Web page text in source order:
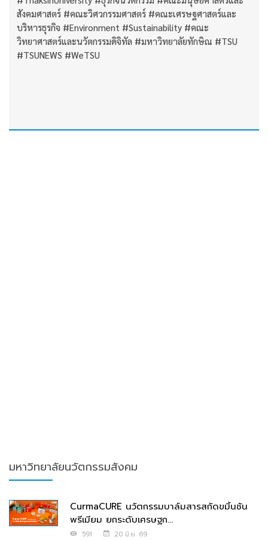
สังคมศาสตร์ #คณะวิศวกรรมศาสตร์ #คณะเศรษฐศาสตร์และ
บริหารธุรกิจ #Environment #Sustainability #คณะ
วิทยาศาสตร์และนวัตกรรมดิจิทัล #มหาวิทยาลัยทักษิณ #TSU
#TSUNEWS #WeTSU
มหาวิทยาลัยนวัตกรรมสังคม
CurmaCURE นวัตกรรมบาล์มสารสกัดขมิ้นชัน
พรีเมียม ยกระดับเศรษฐก...
591 20 มิ.ย. 69